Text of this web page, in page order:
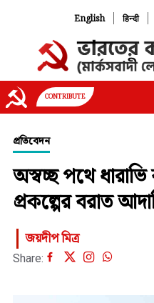
English | हिन्दी |
CONTRIBUTE
প্রতিবেদন
অস্বচ্ছ পথে ধারাভি
প্রকল্পের বরাত
জয়দীপ মিত্র
Share: